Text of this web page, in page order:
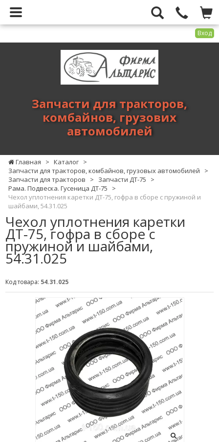
Вход
тракторов,
комбайнов,
Запчасти для тракторов,
комбайнов, грузових
автомобилей
Главная > Каталог >
Запчасти для тракторов, комбайнов, грузовых автомобилей
>
Запчасти для тракторов
> Запчасти ДТ-75
>
Рама. Подвеска. Гусеница ДТ-75
>
Чехол уплотнения каретки ДТ-75, гофра в сборе с пружиной и
шайбами, 54.31.025
Чехол уплотнения каретки
ДТ-75, гофра в сборе с
пружиной и шайбами,
54.31.025
Код товара: 54.31.025